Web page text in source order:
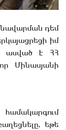
դեմ
իմ
ասված է ՀՀ
Մինասյանի
եթե